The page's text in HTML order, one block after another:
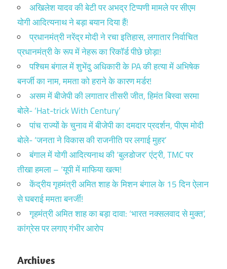
अखिलेश यादव की बेटी पर अभद्र टिप्पणी मामले पर सीएम
योगी आदित्यनाथ ने बड़ा बयान दिया हैं!
प्रधानमंत्री नरेंद्र मोदी ने रचा इतिहास, लगातार निर्वाचित
प्रधानमंत्री के रूप में नेहरू का रिकॉर्ड पीछे छोड़ा!
पश्चिम बंगाल में शुभेंदु अधिकारी के PA की हत्या में अभिषेक
बनर्जी का नाम, ममता को हराने के कारण मर्डर!
असम में बीजेपी की लगातार तीसरी जीत, हिमंत बिस्वा सरमा
बोले- ‘Hat-trick With Century’
पांच राज्यों के चुनाव में बीजेपी का दमदार प्रदर्शन, पीएम मोदी
बोले- ‘जनता ने विकास की राजनीति पर लगाई मुहर’
बंगाल में योगी आदित्यनाथ की ‘बुलडोजर’ एंट्री, TMC पर
तीखा हमला – ‘यूपी में माफिया खत्म!
केंद्रीय गृहमंत्री अमित शाह के मिशन बंगाल के 15 दिन ऐलान
से घबराई ममता बनर्जी!
गृहमंत्री अमित शाह का बड़ा दावा: ‘भारत नक्सलवाद से मुक्त’,
कांग्रेस पर लगाए गंभीर आरोप
Archives